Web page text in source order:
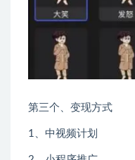
第三个、变现方式
1、中视频计划